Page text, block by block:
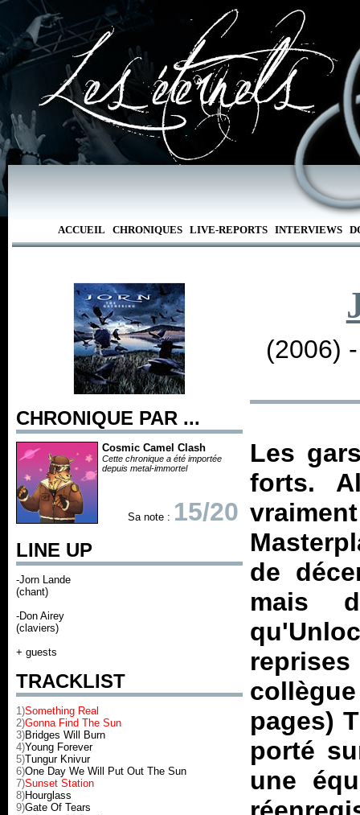
ACCUEIL CHRONIQUES LIVE-REPORTS INTERVIEWS
CHRONIQUE PAR ...
Cosmic Camel Clash
Cette chronique a été importée
depuis metal-immortel
Sa note : 15/20
LINE UP
-Jorn Lande
(chant)
-Don Airey
(claviers)
+ guests
TRACKLIST
1)Something Real
2)Gonna Find The Sun
3)Bridges Will Burn
4)Young Forever
5)Tungur Knivur
6)One Day We Will Put Out The Sun
7)Sunset Station
8)Hourglass
9)Gate Of Tears
(2006)
Les
forts.
de
mais
qu'
pages)
porté
une